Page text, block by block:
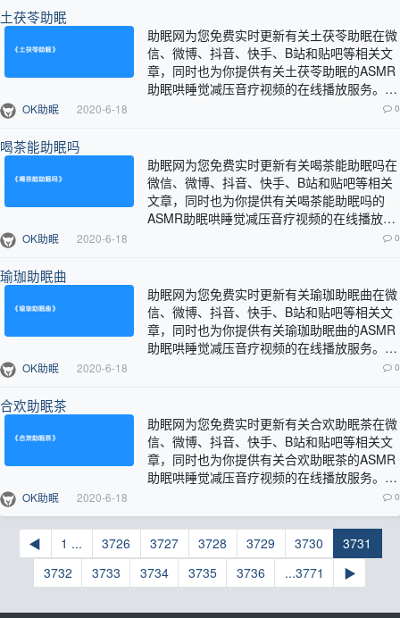
土茯苓助眠
助眠网为您免费实时更新有关土茯苓助眠在微
信、微博、抖音、快手、B站和贴吧等相关文
章，同时也为你提供有关土茯苓助眠的ASMR
助眠哄睡觉减压音疗视频的在线播放服务。…
OK助眠 2020-6-18 0
喝茶能助眠吗
助眠网为您免费实时更新有关喝茶能助眠吗在
微信、微博、抖音、快手、B站和贴吧等相关
文章，同时也为你提供有关喝茶能助眠吗的
ASMR助眠哄睡觉减压音疗视频的在线播放服
OK助眠 2020-6-18 0
瑜珈助眠曲
助眠网为您免费实时更新有关瑜珈助眠曲在微
信、微博、抖音、快手、B站和贴吧等相关文
章，同时也为你提供有关瑜珈助眠曲的ASMR
助眠哄睡觉减压音疗视频的在线播放服务。…
OK助眠 2020-6-18 0
合欢助眠茶
助眠网为您免费实时更新有关合欢助眠茶在微
信、微博、抖音、快手、B站和贴吧等相关文
章，同时也为你提供有关合欢助眠茶的ASMR
助眠哄睡觉减压音疗视频的在线播放服务。…
OK助眠 2020-6-18 0
◀ 1 ... 3726 3727 3728 3729 3730
3731
3732
3733 3734 3735 3736 ...3771 ▶